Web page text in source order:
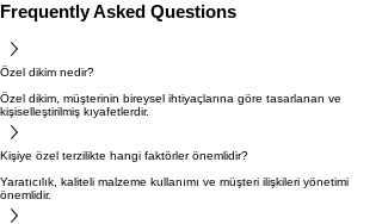
Frequently Asked Questions
Özel dikim nedir?
Özel dikim, müşterinin bireysel ihtiyaçlarına göre tasarlanan ve
kişiselleştirilmiş kıyafetlerdir.
Kişiye özel terzilikte hangi faktörler önemlidir?
Yaratıcılık, kaliteli malzeme kullanımı ve müşteri ilişkileri yönetimi
önemlidir.